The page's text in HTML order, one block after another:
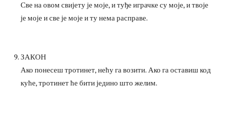
Све на овом свијету је моје, и туђе играчке су моје, и твоје
је моје и све је моје и ту нема расправе.
ЗАКОН
Ако понесеш тротинет, нећу га возити. Ако га оставиш код
куће, тротинет ће бити једино што желим.